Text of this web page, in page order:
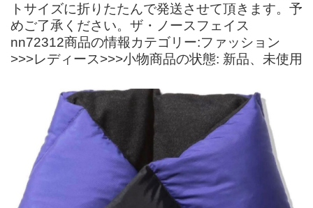
トサイズに折りたたんで発送させて頂きます。予
めご了承ください。ザ・ノースフェイス
nn72312商品の情報カテゴリー:ファッション
>>>レディース>>>小物商品の状態: 新品、未使用